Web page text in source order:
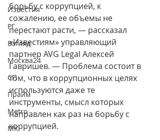
Известия
РГ
Взгляд
Москва24
СП
Прайм
Metro
МК
борьбу с коррупцией, к
сожалению, ее объемы не
перестают расти, — рассказал
«Известиям» управляющий
партнер AVG Legal Алексей
Гавришев. — Проблема состоит в
том, что в коррупционных целях
используются даже те
инструменты, смысл которых
направлен как раз на борьбу с
коррупцией.